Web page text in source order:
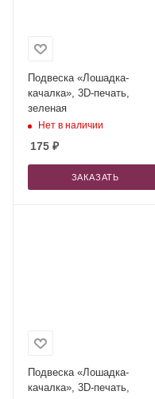
Подвеска «Лошадка-
качалка», 3D-печать,
зеленая
Нет в наличии
175 ₽
ЗАКАЗАТЬ
Подвеска «Лошадка-
качалка», 3D-печать,